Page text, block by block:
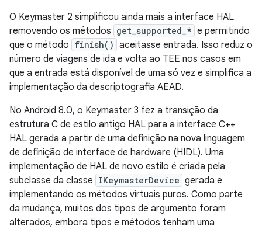
O Keymaster 2 simplificou ainda mais a interface HAL
removendo os métodos get_supported_* e permitindo
que o método finish() aceitasse entrada. Isso reduz o
número de viagens de ida e volta ao TEE nos casos em
que a entrada está disponível de uma só vez e simplifica a
implementação da descriptografia AEAD.
No Android 8.0, o Keymaster 3 fez a transição da
estrutura C de estilo antigo HAL para a interface C++
HAL gerada a partir de uma definição na nova linguagem
de definição de interface de hardware (HIDL). Uma
implementação de HAL de novo estilo é criada pela
subclasse da classe IKeymasterDevice gerada e
implementando os métodos virtuais puros. Como parte
da mudança, muitos dos tipos de argumento foram
alterados, embora tipos e métodos tenham uma